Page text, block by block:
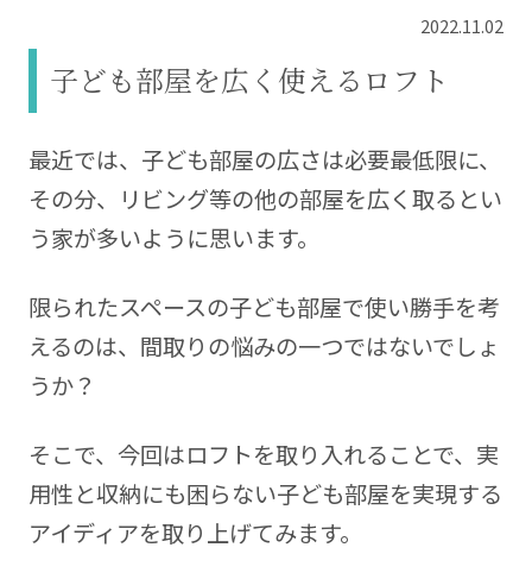
2022.11.02
子ども部屋を広く使えるロフト
最近では、子ども部屋の広さは必要最低限に、
その分、リビング等の他の部屋を広く取るとい
う家が多いように思います。
限られたスペースの子ども部屋で使い勝手を考
えるのは、間取りの悩みの一つではないでしょ
うか？
そこで、今回はロフトを取り入れることで、実
用性と収納にも困らない子ども部屋を実現する
アイディアを取り上げてみます。